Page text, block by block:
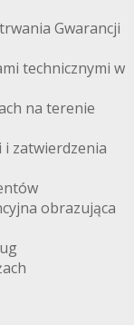
Gwarancji
technicznymi w
na terenie
zatwierdzenia
obrazująca